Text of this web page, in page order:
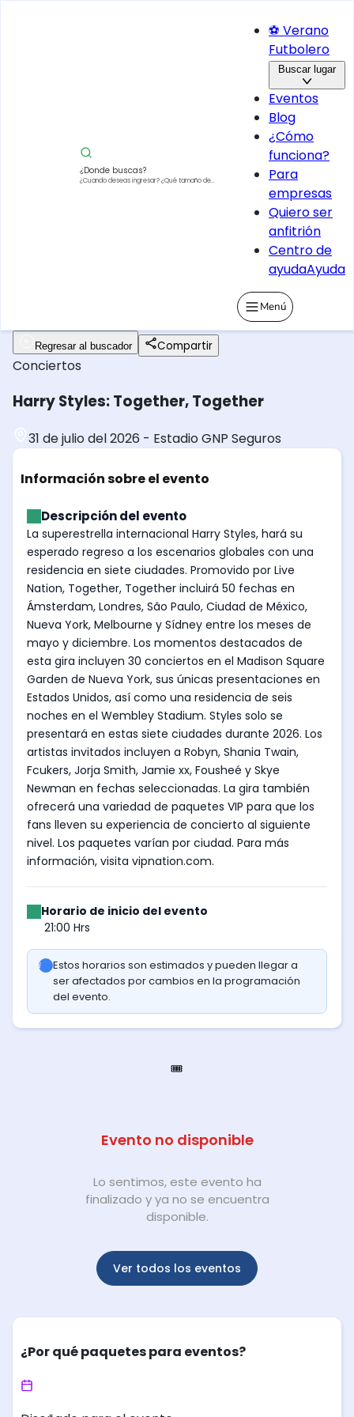
¿Donde buscas?
¿Cuando deseas ingresar?¿Qué tamaño de
⚽ Verano
Futbolero
Buscar lugar
Eventos
Blog
¿Cómo
funciona?
Para
empresas
Quiero ser
anfitrión
Centro de
ayudaAyuda
Menú
Regresar al buscador Compartir
Conciertos
Harry Styles: Together, Together
31 de julio del 2026 - Estadio GNP Seguros
Información sobre el evento
Descripción del evento
La superestrella internacional Harry Styles, hará su
esperado regreso a los escenarios globales con una
residencia en siete ciudades. Promovido por Live
Nation, Together, Together incluirá 50 fechas en
Ámsterdam, Londres, São Paulo, Ciudad de México,
Nueva York, Melbourne y Sídney entre los meses de
mayo y diciembre. Los momentos destacados de
esta gira incluyen 30 conciertos en el Madison Square
Garden de Nueva York, sus únicas presentaciones en
Estados Unidos, así como una residencia de seis
noches en el Wembley Stadium. Styles solo se
presentará en estas siete ciudades durante 2026. Los
artistas invitados incluyen a Robyn, Shania Twain,
Fcukers, Jorja Smith, Jamie xx, Fousheé y Skye
Newman en fechas seleccionadas. La gira también
ofrecerá una variedad de paquetes VIP para que los
fans lleven su experiencia de concierto al siguiente
nivel. Los paquetes varían por ciudad. Para más
información, visita vipnation.com.
Horario de inicio del evento
21:00 Hrs
Estos horarios son estimados y pueden llegar a
ser afectados por cambios en la programación
del evento.
🎟️
Evento no disponible
Lo sentimos, este evento ha
finalizado y ya no se encuentra
disponible.
Ver todos los eventos
¿Por qué paquetes para eventos?